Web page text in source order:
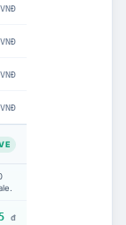
VNĐ
VNĐ
VNĐ
VNĐ
đ